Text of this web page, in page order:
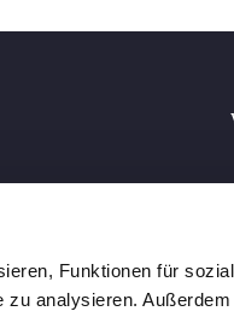
Funktionen für
zu analysieren. Außerdem